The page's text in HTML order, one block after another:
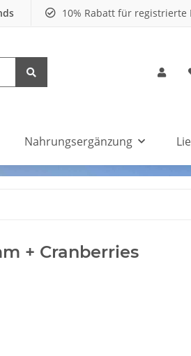
10% Rabatt für registrierte
Nahrungsergänzung
+ Cranberries